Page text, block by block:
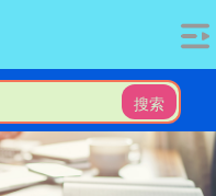
搜索